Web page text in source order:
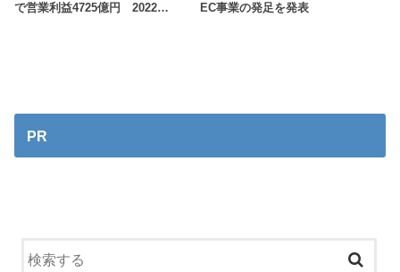
で営業利益4725億円 2022…
EC事業の発足を発表
PR